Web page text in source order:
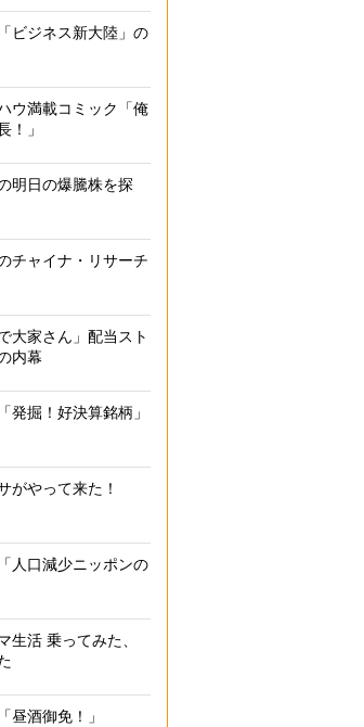
ビジネス新大陸」の
ウ満載コミック「俺
！」
明日の爆騰株を探
チャイナ・リサーチ
大家さん」配当スト
内幕
発掘！好決算銘柄」
がやって来た！
人口減少ニッポンの
生活 乗ってみた、
昼酒御免！」